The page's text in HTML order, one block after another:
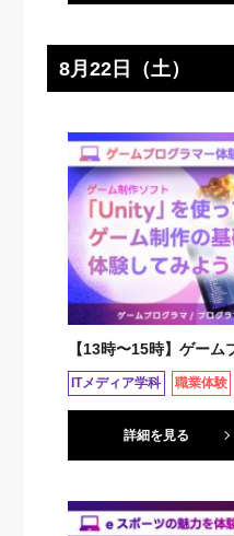
8月22日（土）
【13時〜15時】ゲーム
ITメディア学科 職業体験
詳細を見る